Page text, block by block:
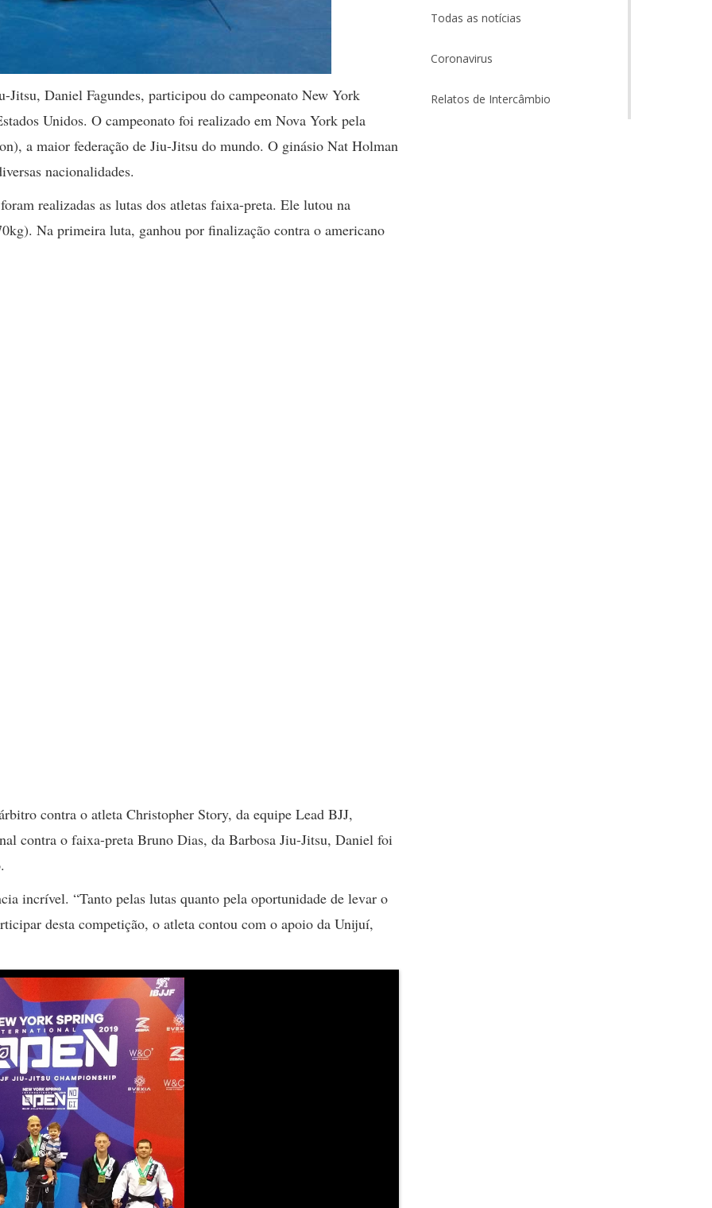
Daniel Fagundes, participou do campeonato New York
Unidos. O campeonato foi realizado em Nova York pela
a maior federação de Jiu-Jitsu do mundo. O ginásio Nat Holman
nacionalidades.
realizadas as lutas dos atletas faixa-preta. Ele lutou na
Na primeira luta, ganhou por finalização contra o americano
contra o atleta Christopher Story, da equipe Lead BJJ,
contra o faixa-preta Bruno Dias, da Barbosa Jiu-Jitsu, Daniel foi
incrível. “Tanto pelas lutas quanto pela oportunidade de levar o
desta competição, o atleta contou com o apoio da Unijuí,
Todas as notícias
Coronavirus
Relatos de Intercâmbio